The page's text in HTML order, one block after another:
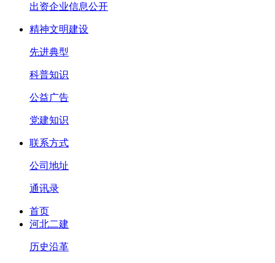
出资企业信息公开
精神文明建设
先进典型
科普知识
公益广告
党建知识
联系方式
公司地址
通讯录
首页
河北二建
历史沿革